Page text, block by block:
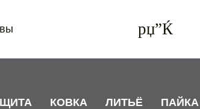
КОВКА ЛИТЬЁ ПАЙКА